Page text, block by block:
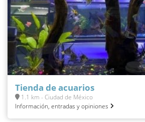
Tienda de acuarios
1.1 km - Ciudad de México
Información, entradas y opiniones